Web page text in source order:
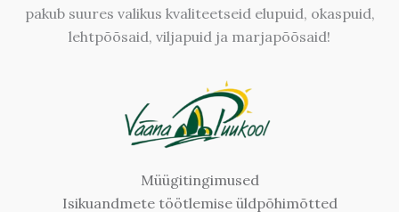
pakub suures valikus kvaliteetseid elupuid, okaspuid,
lehtpõõsaid, viljapuid ja marjapõõsaid!
Müügitingimused
Isikuandmete töötlemise üldpõhimõtted